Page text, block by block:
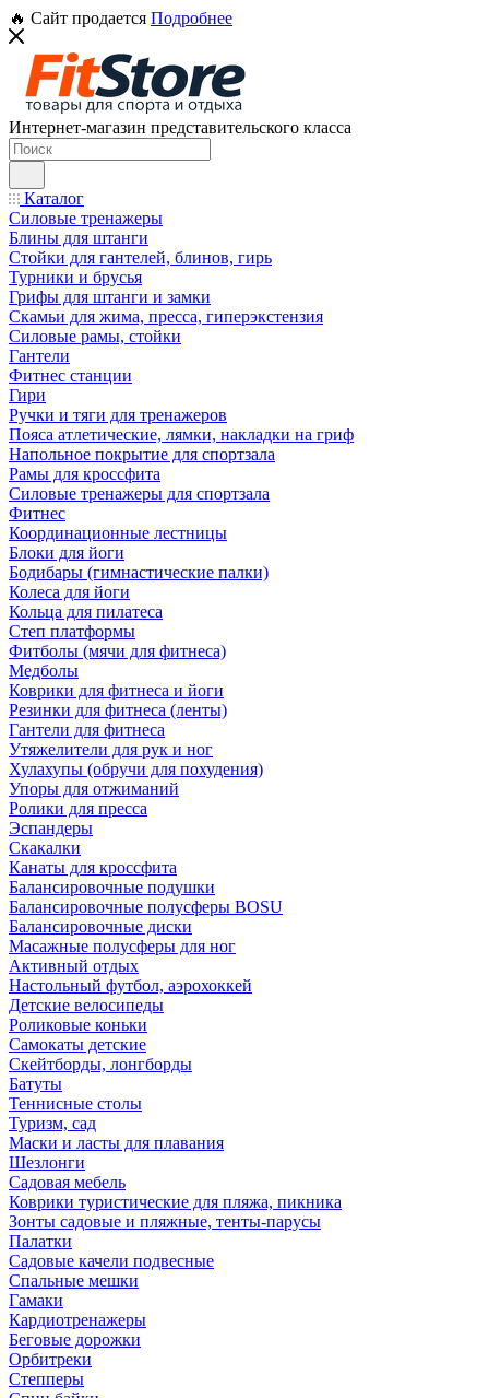
🔥 Сайт продается Подробнее
Интернет-магазин представительского класса
Каталог
Силовые тренажеры
Блины для штанги
Стойки для гантелей, блинов, гирь
Турники и брусья
Грифы для штанги и замки
Скамьи для жима, пресса, гиперэкстензия
Силовые рамы, стойки
Гантели
Фитнес станции
Гири
Ручки и тяги для тренажеров
Пояса атлетические, лямки, накладки на гриф
Напольное покрытие для спортзала
Рамы для кроссфита
Силовые тренажеры для спортзала
Фитнес
Координационные лестницы
Блоки для йоги
Бодибары (гимнастические палки)
Колеса для йоги
Кольца для пилатеса
Степ платформы
Фитболы (мячи для фитнеса)
Медболы
Коврики для фитнеса и йоги
Резинки для фитнеса (ленты)
Гантели для фитнеса
Утяжелители для рук и ног
Хулахупы (обручи для похудения)
Упоры для отжиманий
Ролики для пресса
Эспандеры
Скакалки
Канаты для кроссфита
Балансировочные подушки
Балансировочные полусферы BOSU
Балансировочные диски
Масажные полусферы для ног
Активный отдых
Настольный футбол, аэрохоккей
Детские велосипеды
Роликовые коньки
Самокаты детские
Скейтборды, лонгборды
Батуты
Теннисные столы
Туризм, сад
Маски и ласты для плавания
Шезлонги
Садовая мебель
Коврики туристические для пляжа, пикника
Зонты садовые и пляжные, тенты-парусы
Палатки
Садовые качели подвесные
Спальные мешки
Гамаки
Кардиотренажеры
Беговые дорожки
Орбитреки
Степперы